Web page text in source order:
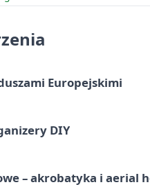
Europejskimi
DIY
– akrobatyka i aerial